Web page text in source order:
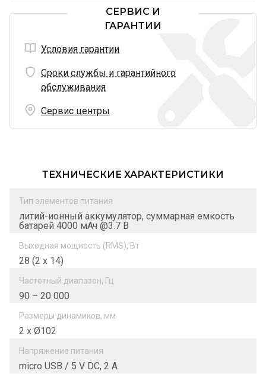
СЕРВИС И
ГАРАНТИИ
Условия гарантии
Сроки службы и гарантийного
обслуживания
Сервис центры
ТЕХНИЧЕСКИЕ ХАРАКТЕРИСТИКИ
Тип элементов питания
литий-ионный аккумулятор, суммарная емкость
батарей 4000 мАч @3.7 В
Выходная мощность (RMS), Вт
28 (2 х 14)
Частотный диапазон, Гц
90 – 20 000
Размеры динамиков, мм
2 х Ø102
Напряжение питания
micro USB / 5 V DC, 2 А